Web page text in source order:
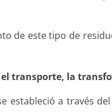
de este tipo de
transporte, la
estableció a través del